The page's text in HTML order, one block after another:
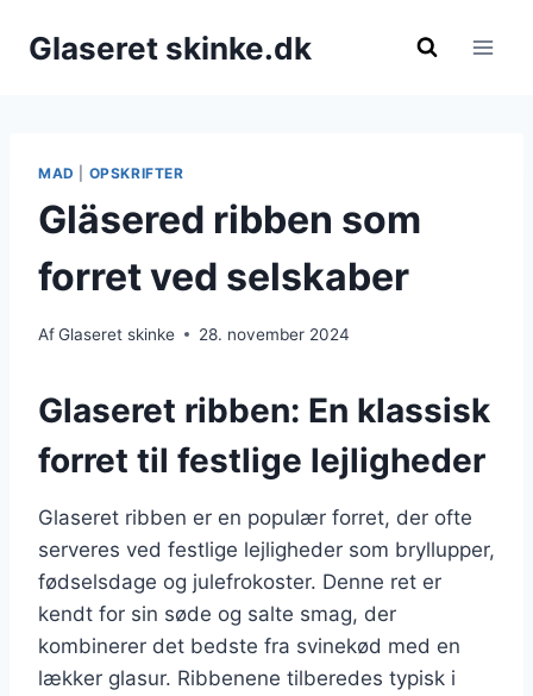
Glaseret skinke.dk
MAD OPSKRIFTER
Gläsered ribben som
forret ved selskaber
AfGlaseret skinke 28. november 2024
Glaseret ribben: En klassisk
forret til festlige lejligheder
Glaseret ribben er en populær forret, der ofte
serveres ved festlige lejligheder som bryllupper,
fødselsdage og julefrokoster. Denne ret er
kendt for sin søde og salte smag, der
kombinerer det bedste fra svinekød med en
lækker glasur. Ribbenene tilberedes typisk i